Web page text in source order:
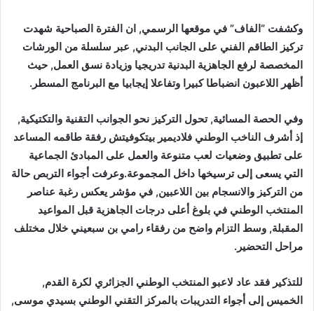
وكشفت “الفاف” في موقعها الرسمي, ان الفترة الصباحية شهدت
تركيز الطاقم الفني على الجانب البدني, عبر سلسلة من الورشات
المخصصة لرفع الجاهزية البدنية تدريجيا وزيادة نسق العمل, حيث
أظهر اللاعبون انضباطا كبيرا وتفاعلا إيجابيا مع البرنامج المسطر.
وفي الحصة المسائية, تحول التركيز نحو الجوانب التقنية والتكتيكية,
إذ أشرف الناخب الوطني فلاديمير بيتكوفيتش رفقة طاقمه المساعد
على تطبيق وضعيات لعب متنوعة والعمل على المبادئ الجماعية
التي يسعى إلى ترسيخها داخل المجموعة.وعرفت أجواء التربص حالة
من التركيز والانسجام بين اللاعبين, في مؤشر يعكس رغبة عناصر
المنتخب الوطني في بلوغ أعلى درجات الجاهزية قبل المواعيد
المقبلة, وسط التزام واضح من رفقاء رامي بن سبعيني خلال مختلف
مراحل التحضير.
للتذكير فقد عاد لاعبو المنتخب الوطني الجزائري لكرة القدم,
الخميس إلى أجواء التدريبات بالمركز التقني الوطني بسيدي موسى,